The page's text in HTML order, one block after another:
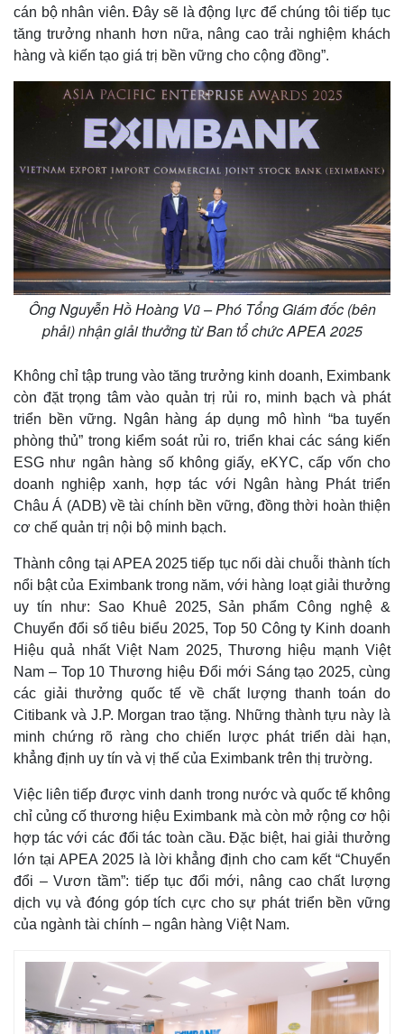
Kinh tế
Bất động sản
Khởi nghiệp
Thị trường
Giá vàng
Tiêu dùng
Tỷ giá
Chứng khoán
Giá cà phê
cán bộ nhân viên. Đây sẽ là động lực để chúng tôi tiếp tục
tăng trưởng nhanh hơn nữa, nâng cao trải nghiệm khách
hàng và kiến tạo giá trị bền vững cho cộng đồng”.
Ông Nguyễn Hồ Hoàng Vũ – Phó Tổng Giám đốc (bên
phải) nhận giải thưởng từ Ban tổ chức APEA 2025
Không chỉ tập trung vào tăng trưởng kinh doanh, Eximbank
còn đặt trọng tâm vào quản trị rủi ro, minh bạch và phát
triển bền vững. Ngân hàng áp dụng mô hình “ba tuyến
phòng thủ” trong kiểm soát rủi ro, triển khai các sáng kiến
ESG như ngân hàng số không giấy, eKYC, cấp vốn cho
doanh nghiệp xanh, hợp tác với Ngân hàng Phát triển
Châu Á (ADB) về tài chính bền vững, đồng thời hoàn thiện
cơ chế quản trị nội bộ minh bạch.
Thành công tại APEA 2025 tiếp tục nối dài chuỗi thành tích
nổi bật của Eximbank trong năm, với hàng loạt giải thưởng
uy tín như: Sao Khuê 2025, Sản phẩm Công nghệ &
Chuyển đổi số tiêu biểu 2025, Top 50 Công ty Kinh doanh
Hiệu quả nhất Việt Nam 2025, Thương hiệu mạnh Việt
Nam – Top 10 Thương hiệu Đổi mới Sáng tạo 2025, cùng
các giải thưởng quốc tế về chất lượng thanh toán do
Citibank và J.P. Morgan trao tặng. Những thành tựu này là
minh chứng rõ ràng cho chiến lược phát triển dài hạn,
khẳng định uy tín và vị thế của Eximbank trên thị trường.
Việc liên tiếp được vinh danh trong nước và quốc tế không
chỉ củng cố thương hiệu Eximbank mà còn mở rộng cơ hội
hợp tác với các đối tác toàn cầu. Đặc biệt, hai giải thưởng
lớn tại APEA 2025 là lời khẳng định cho cam kết “Chuyển
đổi – Vươn tầm”: tiếp tục đổi mới, nâng cao chất lượng
dịch vụ và đóng góp tích cực cho sự phát triển bền vững
của ngành tài chính – ngân hàng Việt Nam.